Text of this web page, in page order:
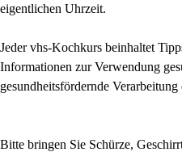
eigentlichen Uhrzeit.
Jeder vhs-Kochkurs beinhaltet
Informationen zur Verwendung
gesundheitsfördernde
Bitte bringen Sie Schürze,